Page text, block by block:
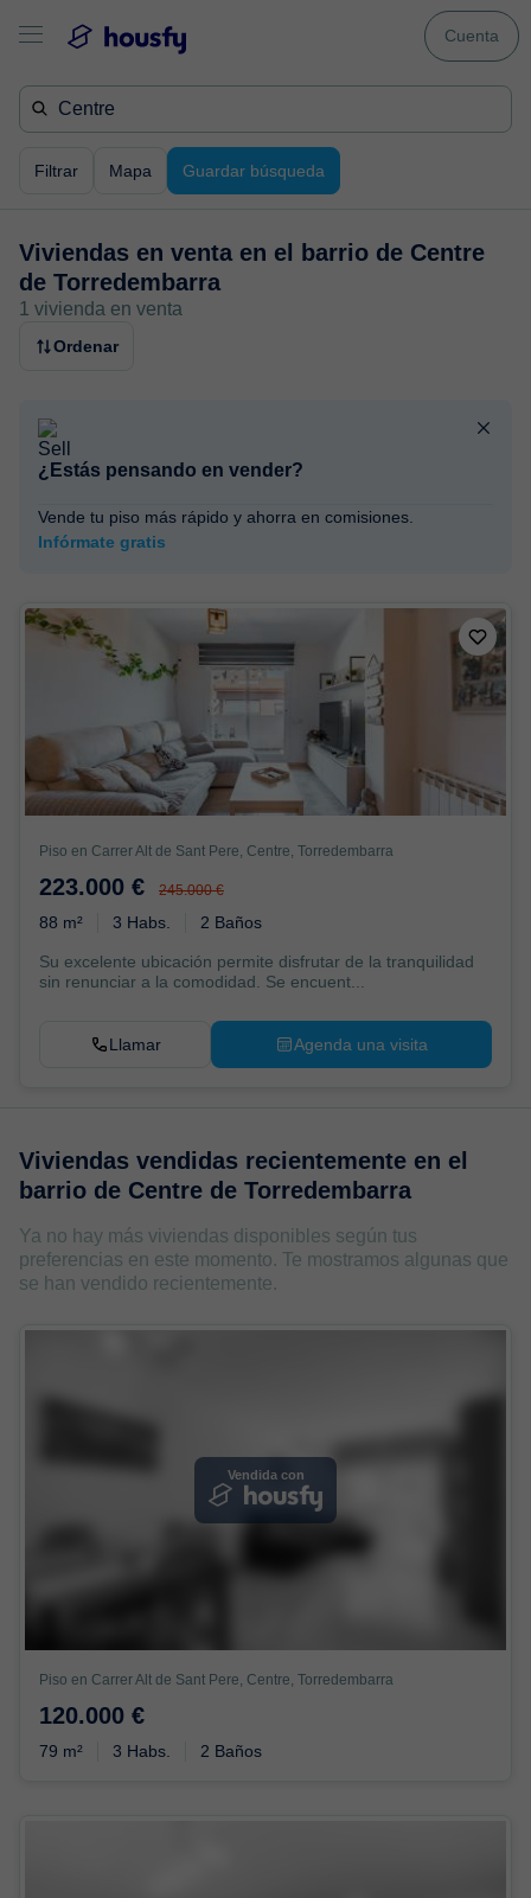
Cuenta
Filtrar Mapa Guardar búsqueda
Viviendas en venta en el barrio de Centre
de Torredembarra
1 vivienda en venta
Ordenar
¿Estás pensando en vender?
Vende tu piso más rápido y ahorra en comisiones.
Infórmate gratis
Piso en Carrer Alt de Sant Pere, Centre, Torredembarra
223.000 € 245.000 €
88 m² 3 Habs. 2 Baños
Su excelente ubicación permite disfrutar de la tranquilidad
sin renunciar a la comodidad. Se encuent...
Llamar Agenda una visita
Viviendas vendidas recientemente en el
barrio de Centre de Torredembarra
Ya no hay más viviendas disponibles según tus
preferencias en este momento. Te mostramos algunas que
se han vendido recientemente.
Vendida con
Piso en Carrer Alt de Sant Pere, Centre, Torredembarra
120.000 €
79 m² 3 Habs. 2 Baños